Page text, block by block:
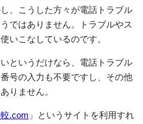
し、こうした方々が電話トラブル
ではありません。トラブルやス
いこなしているのです。
というだけなら、電話トラブル
号の入力も不要ですし、その他
りません。
.com 」というサイトを利用すれ